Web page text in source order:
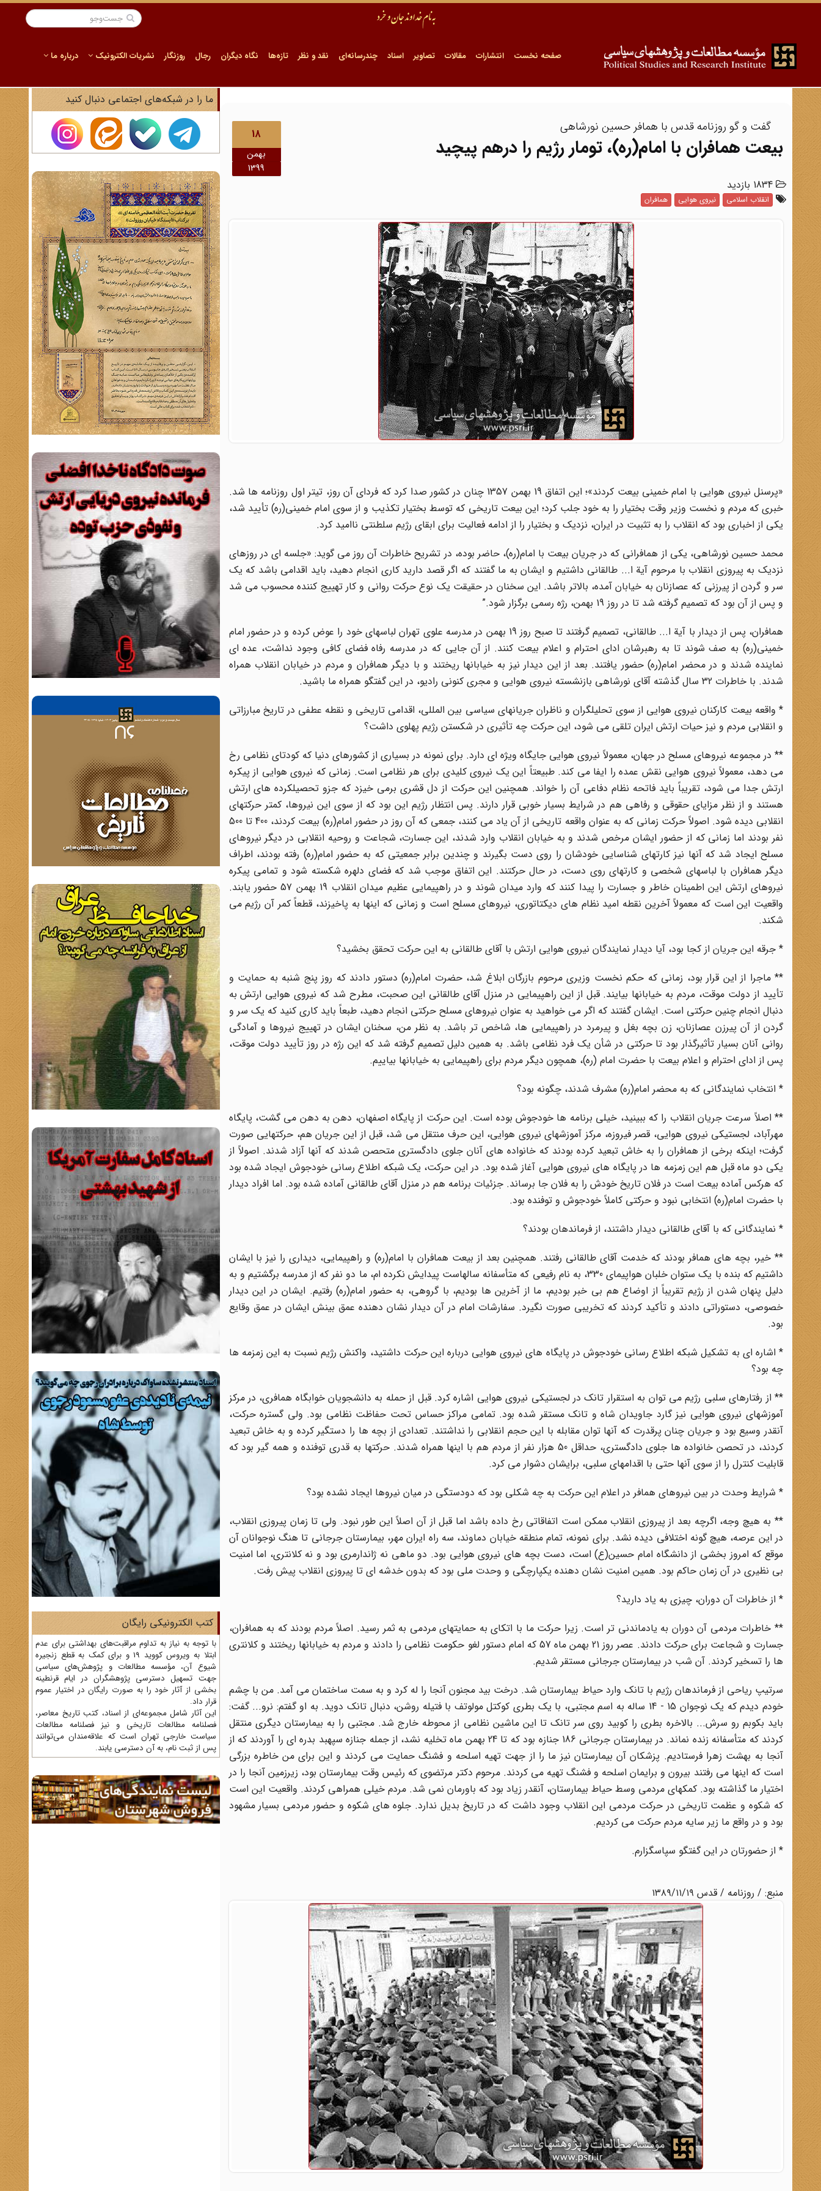
صفحه نخست انتشارات مقالات تصاویر اسناد چندرسانه‌ای نقد و نظر تازه‌ها نگاه دیگران رجال روزنگار نشریات الکترونیک درباره ما
18
بهمن
1399
گفت و گو روزنامه قدس با همافر حسین نورشاهی
بیعت همافران با امام(ره)، تومار رژیم را درهم پیچید
انقلاب اسلامی نیروی هوایی همافران
«پرسنل نیروی هوایی با امام خمینی بیعت کردند»؛ این اتفاق 19 بهمن 1357 چنان در کشور صدا کرد که فردای آن روز، تیتر اول روزنامه ها شد.
خبری که مردم و نخست وزیر وقت بختیار را به خود جلب کرد؛ این بیعت تاریخی که توسط بختیار تکذیب و از سوی امام خمینی(ره) تأیید شد،
یکی از اخباری بود که انقلاب را به تثبیت در ایران، نزدیک و بختیار را از ادامه فعالیت برای ابقای رژیم سلطنتی ناامید کرد.
محمد حسین نورشاهی، یکی از همافرانی که در جریان بیعت با امام(ره)، حاضر بوده، در تشریح خاطرات آن روز می گوید: «جلسه ای در روزهای
نزدیک به پیروزی انقلاب با مرحوم آیة ا... طالقانی داشتیم و ایشان به ما گفتند که اگر قصد دارید کاری انجام دهید، باید اقدامی باشد که یک
سر و گردن از پیرزنی که عصازنان به خیابان آمده، بالاتر باشد. این سخنان در حقیقت یک نوع حرکت روانی و کار تهییج کننده محسوب می شد
و پس از آن بود که تصمیم گرفته شد تا در روز 19 بهمن، رژه رسمی برگزار شود.”
همافران، پس از دیدار با آیة ا... طالقانی، تصمیم گرفتند تا صبح روز 19 بهمن در مدرسه علوی تهران لباسهای خود را عوض کرده و در حضور امام
خمینی(ره) به صف شوند تا به رهبرشان ادای احترام و اعلام بیعت کنند. از آن جایی که در مدرسه رفاه فضای کافی وجود نداشت، عده ای
نماینده شدند و در محضر امام(ره) حضور یافتند. بعد از این دیدار نیز به خیابانها ریختند و با دیگر همافران و مردم در خیابان انقلاب همراه
شدند. با خاطرات 32 سال گذشته آقای نورشاهی بازنشسته نیروی هوایی و مجری کنونی رادیو، در این گفتگو همراه ما باشید.
* واقعه بیعت کارکنان نیروی هوایی از سوی تحلیلگران و ناظران جریانهای سیاسی بین المللی، اقدامی تاریخی و نقطه عطفی در تاریخ مبارزاتی
و انقلابی مردم و نیز حیات ارتش ایران تلقی می شود، این حرکت چه تأثیری در شکستن رژیم پهلوی داشت؟
** در مجموعه نیروهای مسلح در جهان، معمولاً نیروی هوایی جایگاه ویژه ای دارد. برای نمونه در بسیاری از کشورهای دنیا که کودتای نظامی رخ
می دهد، معمولاً نیروی هوایی نقش عمده را ایفا می کند. طبیعتاً این یک نیروی کلیدی برای هر نظامی است. زمانی که نیروی هوایی از پیکره
ارتش جدا می شود، تقریباً باید فاتحه نظام دفاعی آن را خواند. همچنین این حرکت از دل قشری برمی خیزد که جزو تحصیلکرده های ارتش
هستند و از نظر مزایای حقوقی و رفاهی هم در شرایط بسیار خوبی قرار دارند. پس انتظار رژیم این بود که از سوی این نیروها، کمتر حرکتهای
انقلابی دیده شود. اصولاً حرکت زمانی که به عنوان واقعه تاریخی از آن یاد می کنند، جمعی که آن روز در حضور امام(ره) بیعت کردند، 400 تا 500
نفر بودند اما زمانی که از حضور ایشان مرخص شدند و به خیابان انقلاب وارد شدند، این جسارت، شجاعت و روحیه انقلابی در دیگر نیروهای
مسلح ایجاد شد که آنها نیز کارتهای شناسایی خودشان را روی دست بگیرند و چندین برابر جمعیتی که به حضور امام(ره) رفته بودند، اطراف
دیگر همافران با لباسهای شخصی و کارتهای روی دست، در حال حرکتند. این اتفاق موجب شد که فضای دلهره شکسته شود و تمامی پیکره
نیروهای ارتش این اطمینان خاطر و جسارت را پیدا کنند که وارد میدان شوند و در راهپیمایی عظیم میدان انقلاب 19 بهمن 57 حضور یابند.
واقعیت این است که معمولاً آخرین نقطه امید نظام های دیکتاتوری، نیروهای مسلح است و زمانی که اینها به پاخیزند، قطعاً کمر آن رژیم می
شکند.
* جرقه این جریان از کجا بود، آیا دیدار نمایندگان نیروی هوایی ارتش با آقای طالقانی به این حرکت تحقق بخشید؟
** ماجرا از این قرار بود، زمانی که حکم نخست وزیری مرحوم بازرگان ابلاغ شد، حضرت امام(ره) دستور دادند که روز پنج شنبه به حمایت و
تأیید از دولت موقت، مردم به خیابانها بیایند. قبل از این راهپیمایی در منزل آقای طالقانی این صحبت، مطرح شد که نیروی هوایی ارتش به
دنبال انجام چنین حرکتی است. ایشان گفتند که اگر می خواهید به عنوان نیروهای مسلح حرکتی انجام دهید، طبعاً باید کاری کنید که یک سر و
گردن از آن پیرزن عصازنان، زن بچه بغل و پیرمرد در راهپیمایی ها، شاخص تر باشد. به نظر من، سخنان ایشان در تهییج نیروها و آمادگی
روانی آنان بسیار تأثیرگذار بود تا حرکتی در شأن یک فرد نظامی باشد. به همین دلیل تصمیم گرفته شد که این رژه در روز تأیید دولت موقت،
پس از ادای احترام و اعلام بیعت با حضرت امام (ره)، همچون دیگر مردم برای راهپیمایی به خیابانها بیاییم.
* انتخاب نمایندگانی که به محضر امام(ره) مشرف شدند، چگونه بود؟
** اصلاً سرعت جریان انقلاب را که ببینید، خیلی برنامه ها خودجوش بوده است. این حرکت از پایگاه اصفهان، دهن به دهن می گشت، پایگاه
مهرآباد، لجستیکی نیروی هوایی، قصر فیروزه، مرکز آموزشهای نیروی هوایی، این حرف منتقل می شد، قبل از این جریان هم، حرکتهایی صورت
گرفت؛ اینکه برخی از همافران را به خاش تبعید کرده بودند که خانواده های آنان جلوی دادگستری متحصن شدند که آنها آزاد شدند. اصولاً از
یکی دو ماه قبل هم این زمزمه ها در پایگاه های نیروی هوایی آغاز شده بود. در این حرکت، یک شبکه اطلاع رسانی خودجوش ایجاد شده بود
که هرکس آماده بیعت است در فلان تاریخ خودش را به فلان جا برساند. جزئیات برنامه هم در منزل آقای طالقانی آماده شده بود. اما افراد دیدار
با حضرت امام(ره) انتخابی نبود و حرکتی کاملاً خودجوش و توفنده بود.
* نمایندگانی که با آقای طالقانی دیدار داشتند، از فرماندهان بودند؟
** خیر، بچه های همافر بودند که خدمت آقای طالقانی رفتند. همچنین بعد از بیعت همافران با امام(ره) و راهپیمایی، دیداری را نیز با ایشان
داشتیم که بنده با یک ستوان خلبان هواپیمای 330، به نام رفیعی که متأسفانه سالهاست پیدایش نکرده ام، ما دو نفر که از مدرسه برگشتیم و به
دلیل پنهان شدن از رژیم تقریباً از اوضاع هم بی خبر بودیم، ما از آخرین ها بودیم، با گروهی، به حضور امام(ره) رفتیم. ایشان در این دیدار
خصوصی، دستوراتی دادند و تأکید کردند که تخریبی صورت نگیرد. سفارشات امام در آن دیدار نشان دهنده عمق بینش ایشان در عمق وقایع
بود.
* اشاره ای به تشکیل شبکه اطلاع رسانی خودجوش در پایگاه های نیروی هوایی درباره این حرکت داشتید، واکنش رژیم نسبت به این زمزمه ها
چه بود؟
** از رفتارهای سلبی رژیم می توان به استقرار تانک در لجستیکی نیروی هوایی اشاره کرد. قبل از حمله به دانشجویان خوابگاه همافری، در مرکز
آموزشهای نیروی هوایی نیز گارد جاویدان شاه و تانک مستقر شده بود. تمامی مراکز حساس تحت حفاظت نظامی بود. ولی گستره حرکت،
آنقدر وسیع بود و جریان چنان پرقدرت که آنها توان مقابله با این حجم انقلابی را نداشتند. تعدادی از بچه ها را دستگیر کرده و به خاش تبعید
کردند، در تحصن خانواده ها جلوی دادگستری، حداقل 50 هزار نفر از مردم هم با اینها همراه شدند. حرکتها به قدری توفنده و همه گیر بود که
قابلیت کنترل را از سوی آنها حتی با اقدامهای سلبی، برایشان دشوار می کرد.
* شرایط وحدت در بین نیروهای همافر در اعلام این حرکت به چه شکلی بود که دودستگی در میان نیروها ایجاد نشده بود؟
** به هیچ وجه، اگرچه بعد از پیروزی انقلاب ممکن است اتفاقاتی رخ داده باشد اما قبل از آن اصلاً این طور نبود. ولی تا زمان پیروزی انقلاب،
در این عرصه، هیچ گونه اختلافی دیده نشد. برای نمونه، تمام منطقه خیابان دماوند، سه راه ایران مهر، بیمارستان جرجانی تا هنگ نوجوانان آن
موقع که امروز بخشی از دانشگاه امام حسین(ع) است، دست بچه های نیروی هوایی بود. دو ماهی نه ژاندارمری بود و نه کلانتری، اما امنیت
بی نظیری در آن زمان حاکم بود. همین امنیت نشان دهنده یکپارچگی و وحدت ملی بود که بدون خدشه ای تا پیروزی انقلاب پیش رفت.
* از خاطرات آن دوران، چیزی به یاد دارید؟
** خاطرات مردمی آن دوران به یادماندنی تر است. زیرا حرکت ما با اتکای به حمایتهای مردمی به ثمر رسید. اصلاً مردم بودند که به همافران،
جسارت و شجاعت برای حرکت دادند. عصر روز 21 بهمن ماه 57 که امام دستور لغو حکومت نظامی را دادند و مردم به خیابانها ریختند و کلانتری
ها را تسخیر کردند. آن شب در بیمارستان جرجانی مستقر شدیم.
سرتیپ ریاحی از فرماندهان رژیم با تانک وارد حیاط بیمارستان شد. درخت بید مجنون آنجا را له کرد و به سمت ساختمان می آمد. من با چشم
خودم دیدم که یک نوجوان 15 - 14 ساله به اسم مجتبی، با یک بطری کوکتل مولوتف با فتیله روشن، دنبال تانک دوید. به او گفتم: نرو... گفت:
باید بکوبم رو سرش... بالاخره بطری را کوبید روی سر تانک تا این ماشین نظامی از محوطه خارج شد. مجتبی را به بیمارستان دیگری منتقل
کردند که متأسفانه زنده نماند. در بیمارستان جرجانی 186 جنازه بود که تا 24 بهمن ماه تخلیه نشد، از جمله جنازه سپهبد بدره ای را آوردند که از
آنجا به بهشت زهرا فرستادیم. پزشکان آن بیمارستان نیز ما را از جهت تهیه اسلحه و فشنگ حمایت می کردند و این برای من خاطره بزرگی
است که اینها می رفتند بیرون و برایمان اسلحه و فشنگ تهیه می کردند. مرحوم دکتر مرتضوی که رئیس وقت بیمارستان بود، زیرزمین آنجا را در
اختیار ما گذاشته بود. کمکهای مردمی وسط حیاط بیمارستان، آنقدر زیاد بود که باورمان نمی شد. مردم خیلی همراهی کردند. واقعیت این است
که شکوه و عظمت تاریخی در حرکت مردمی این انقلاب وجود داشت که در تاریخ بدیل ندارد. جلوه های شکوه و حضور مردمی بسیار مشهود
بود و در واقع ما زیر سایه مردم حرکت می کردیم.
* از حضورتان در این گفتگو سپاسگزارم.
منبع: / روزنامه / قدس ۱۳۸۹/۱۱/۱۹
ما را در شبکه‌های اجتماعی دنبال کنید
کتب الکترونیکی رایگان
با توجه به نیاز به تداوم مراقبت‌های بهداشتی برای عدم
ابتلا به ویروس کووید 19 و برای کمک به قطع زنجیره
شیوع آن، مؤسسه مطالعات و پژوهش‌های سیاسی
جهت تسهیل دسترسی پژوهشگران در ایام قرنطینه
بخشی از آثار خود را به صورت رایگان در اختیار عموم
قرار داد.
این آثار شامل مجموعه‌ای از اسناد، کتب تاریخ معاصر،
فصلنامه‌ مطالعات تاریخی و نیز فصلنامه مطالعات
سیاست خارجی تهران است که علاقه‌مندان می‌توانند
پس از ثبت نام، به آن دسترسی یابند.